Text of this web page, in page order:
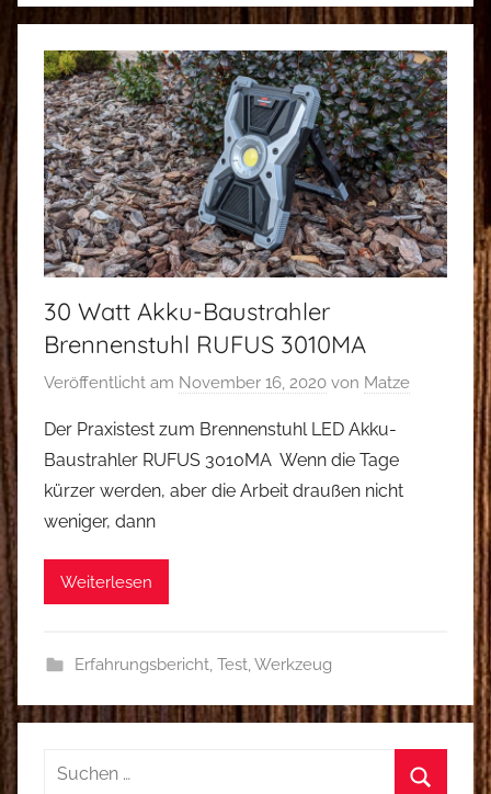
30 Watt Akku-Baustrahler
Brennenstuhl RUFUS 3010MA
Veröffentlicht am November 16, 2020 von Matze
Der Praxistest zum Brennenstuhl LED Akku-
Baustrahler RUFUS 3010MA Wenn die Tage
kürzer werden, aber die Arbeit draußen nicht
weniger, dann
Weiterlesen
Erfahrungsbericht, Test,Werkzeug
Suchen